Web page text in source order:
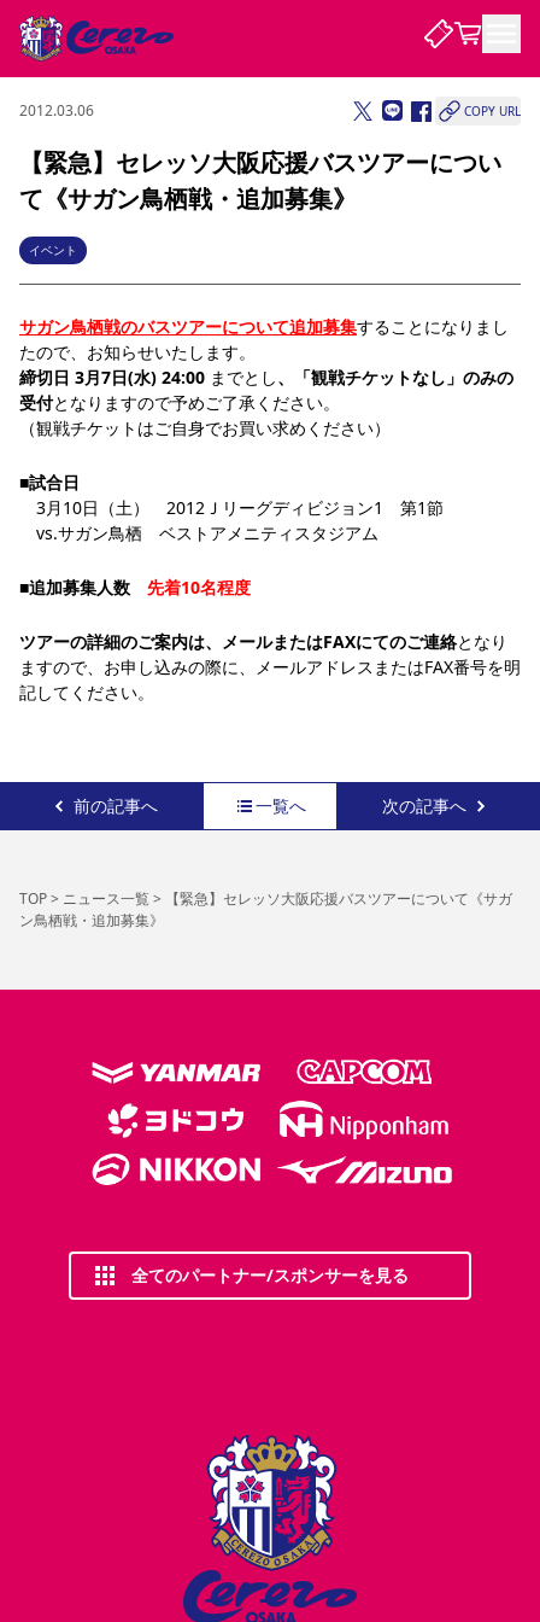
試合・チーム
試合について
試合日程 / 結果
チームについて
選手・スタッフ スケジュール メディア情報 アクセス
レディース
アカデミー ハナサカプレーヤー
観戦する
チケット
チケット情報 販売スケジュール 価格・席種 購入方法
シーズンシート 法人シーズンシート
特定興行入場券
譲渡サービス リセールサービス
観戦ガイド
観戦マナー&ルール
スタジアム
DAZNで観戦
DAZNで観戦
アウェイツアー
よくある質問
クラブを知る
セレッソ大阪について
クラブ紹介 沿革 シーズン記録 求人情報
パートナー企業募集中 セレッソ大阪VISAカード
サポートスタッフ
セレッソアイデアちょうだいな 応援商店街
Lise（ライセンスビジネス）
サステナビリティ
活動レポート
SPORT POSITIVE LEAGUES 取り組み実績
スポーツクラブ
長居公園 セレッソフットサルパーク
セレッソフットサルパーク長居
セレッソスポーツパーク舞洲 YANMAR HANASAKA STADIUM
ファンクラブ
SAKURA SOCIO
まいセレチケット
会員規定 婚姻届・出生届・命名書
ニュース
すべて グッズ チケット
ホームタウン
パートナー スポーツクラブ
レディース
2012.03.06 COPY URL
【緊急】セレッソ大阪応援バスツアーについ
て《サガン鳥栖戦・追加募集》
イベント
サガン鳥栖戦のバスツアーについて追加募集することになりまし
たので、お知らせいたします。
締切日 3月7日(水) 24:00 までとし、「観戦チケットなし」のみの
受付となりますので予めご了承ください。
（観戦チケットはご自身でお買い求めください）
■試合日
3月10日（土）　2012Ｊリーグディビジョン1　第1節
vs.サガン鳥栖　ベストアメニティスタジアム
■追加募集人数 先着10名程度
ツアーの詳細のご案内は、メールまたはFAXにてのご連絡となり
ますので、お申し込みの際に、メールアドレスまたはFAX番号を明
記してください。
前の記事へ 一覧へ 次の記事へ
TOP> ニュース一覧>
【緊急】セレッソ大阪応援バスツアーについて《サガ
ン鳥栖戦・追加募集》
全てのパートナー/スポンサーを見る